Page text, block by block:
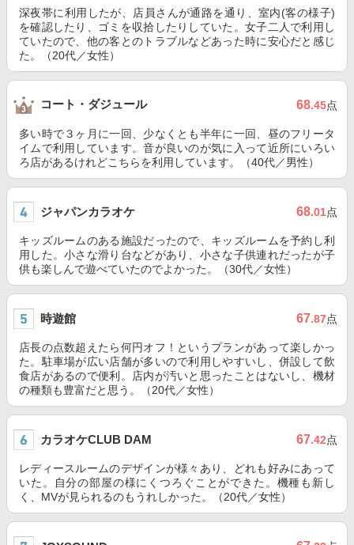
深夜帯に利用したが、店員さんが通路を通り、室内(客の様子)
を確認したり、ゴミを収拾したりしていた。女子二人で利用し
ていたので、他の客とのトラブルなどあった時に安心だと感じ
た。（20代／女性）
コート・ダジュール 68.45点
多い時で３ヶ月に一回、少なくとも半年に一回、昼のフリータ
イムで利用しています。音が良いのが気に入って近所にいろい
ろ店があるけれどこちらを利用しています。（40代／男性）
ジャパンカラオケ 68.01点
キッズルームのある施設だったので、キッズルームを予約し利
用した。小さな滑り台などがあり、小さな子供連れだったが子
供も楽しんで遊べていたのでよかった。（30代／女性）
時遊館 67.87点
店長の点数超えたら何円オフ！というプランがあって楽しかっ
た。駐車場が広い店舗が多いので利用しやすいし、併設して飲
食店があるので便利。店内が汚いと思ったことはないし、機材
の種類も豊富だと思う。（20代／女性）
カラオケCLUB DAM 67.42点
レディースルームのデザインが様々あり、どれも好みにあって
いた。自分の部屋の様にくつろぐことができた。機種も新し
く、MVが見られるのもうれしかった。（20代／女性）